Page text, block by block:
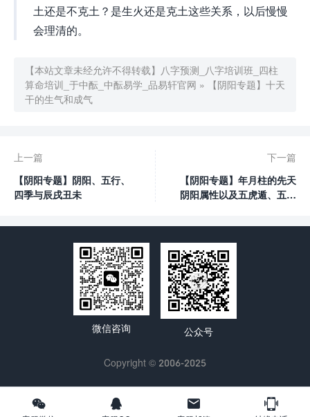
土还是不克土？是生火还是克土这些关系，以后慢慢
会理清的。
【本站文章未经允许不得转载】
八字预测_八字培训班_四柱
算命培训_于中酝_中酝易学_品易轩官网 »
【阴阳专题】十天
干的生气和成气
上一篇
【阴阳专题】阴阳、五行、
四季与辰戌丑未
下一篇
【阴阳专题】年月柱的先天
阴阳属性以及五虎遁、五鼠
   
微信咨询 公众号
Copyright © 2006-2025